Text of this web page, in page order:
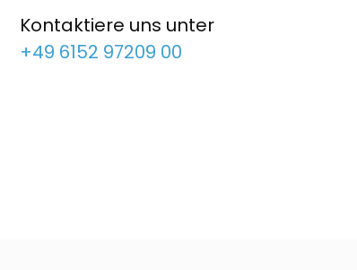
Kontaktiere uns unter
+49 6152 97209 00